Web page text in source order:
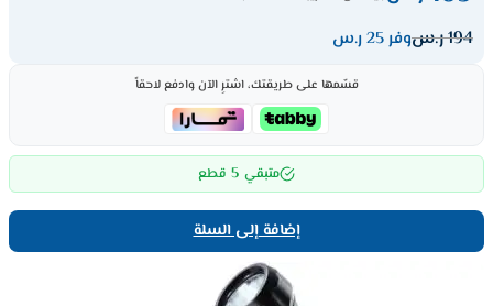
194ر.سوفر 25 ر.س
قسّمها على طريقتك، اشترِ الآن وادفع لاحقاً
متبقي 5 قطع
إضافة إلى السلة